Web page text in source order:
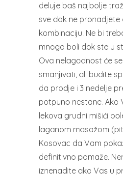
deluje baš najbolje
sve dok ne pronadjete
kombinaciju. Ne bi
mnogo boli dok ste u
Ova nelagodnost će
smanjivati, ali budite
da prodje i 3 nedelje
potpuno nestane. Ako
lekova grudni mišići
laganom masažom
Kosovac da Vam
definitivno pomaže.
iznenadite ako Vas u